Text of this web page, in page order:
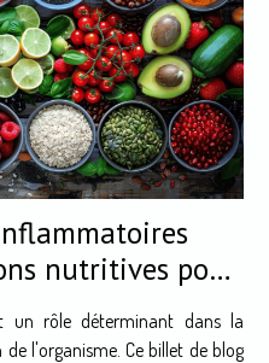
nutritives pour
optimale
un rôle déterminant dans la
l'organisme. Ce billet de blog